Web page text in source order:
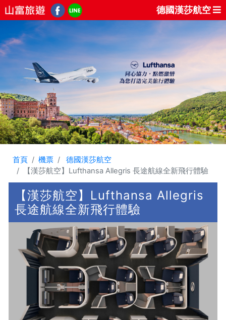
德國漢莎航空
首頁 機票
德國漢莎航空
【漢莎航空】Lufthansa Allegris 長途航線全新飛行體驗
【漢莎航空】Lufthansa Allegris
長途航線全新飛行體驗